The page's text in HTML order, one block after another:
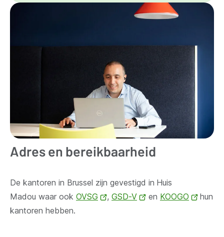
Adres en bereikbaarheid
De kantoren in Brussel zijn gevestigd in Huis
Madou waar ook OVSG
(opent
, GSD-V
(opent
en KOOGO
(opent
hun
kantoren hebben.